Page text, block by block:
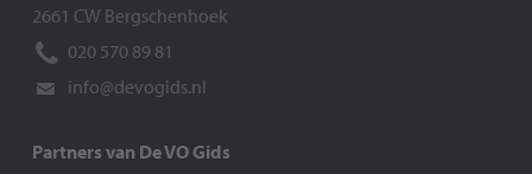
2661 CW Bergschenhoek
020 570 89 81
info@devogids.nl
Partners van De VO Gids